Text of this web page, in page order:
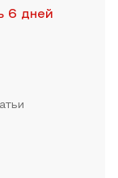
6 дней